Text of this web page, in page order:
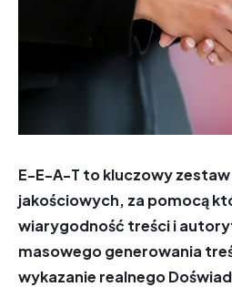
E-E-A-T to kluczowy
jakościowych, za pomocą
wiarygodność treści i
masowego generowania
wykazanie realnego